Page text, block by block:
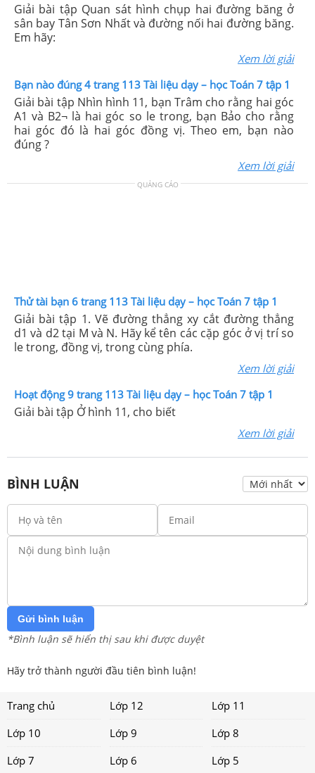
Giải bài tập Quan sát hình chụp hai đường băng ở
sân bay Tân Sơn Nhất và đường nối hai đường băng.
Em hãy:
Xem lời giải
Bạn nào đúng 4 trang 113 Tài liệu dạy – học Toán 7 tập 1
Giải bài tập Nhìn hình 11, bạn Trâm cho rằng hai góc
A1 và B2¬ là hai góc so le trong, bạn Bảo cho rằng
hai góc đó là hai góc đồng vị. Theo em, bạn nào
đúng ?
Xem lời giải
QUẢNG CÁO
Thử tài bạn 6 trang 113 Tài liệu dạy – học Toán 7 tập 1
Giải bài tập 1. Vẽ đường thẳng xy cắt đường thẳng
d1 và d2 tại M và N. Hãy kể tên các cặp góc ở vị trí so
le trong, đồng vị, trong cùng phía.
Xem lời giải
Hoạt động 9 trang 113 Tài liệu dạy – học Toán 7 tập 1
Giải bài tập Ở hình 11, cho biết
Xem lời giải
BÌNH LUẬN
Gửi bình luận
*Bình luận sẽ hiển thị sau khi được duyệt
Hãy trở thành người đầu tiên bình luận!
Trang chủ Lớp 12
Lớp 11
Lớp 10
Lớp 9
Lớp 8
Lớp 7
Lớp 6 Lớp 5